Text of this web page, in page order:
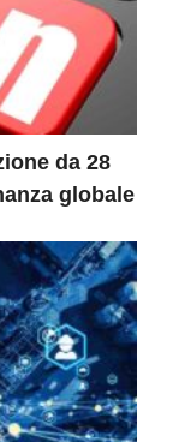
da 28
globale